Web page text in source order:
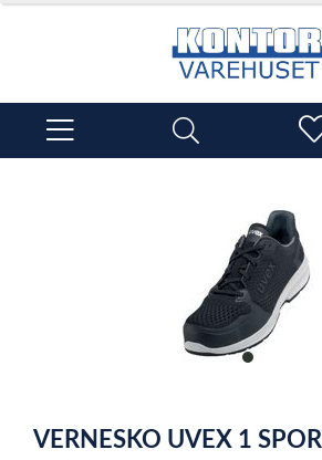
item
of
VERNESKO UVEX 1